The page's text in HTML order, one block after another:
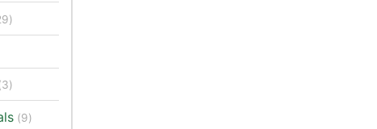
(9)